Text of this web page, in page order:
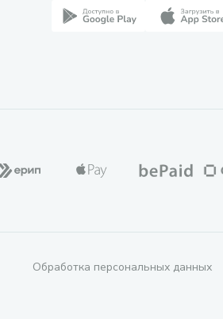
Обработка персональных данных